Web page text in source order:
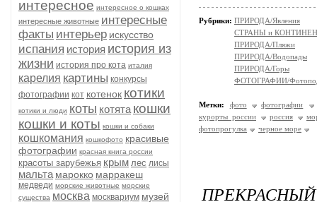
интересное интересное о кошках
интересные животные интересные
факты интерьер искусство
испания история история из
жизни история про кота италия
карелия картины конкурсы
фотографии кот котенок котики
котики и люди коты котята кошки
кошки и коты кошки и собаки
кошкомания кошкофото красивые
фотографии красная книга россии
красоты зарубежья крым лес лисы
мальта марокко марракеш
медведи морские животные морские
существа москва москвариум музей
Рубрики: ПРИРОДА/Явления
СТРАНЫ и
ПРИРОДА/Пляжи
ПРИРОДА/Водопады
ПРИРОДА/Горы
ФОТОГРАФИИ/
Метки: фото
фотографии
курорты россии
россия
фотопрогулка
черное море